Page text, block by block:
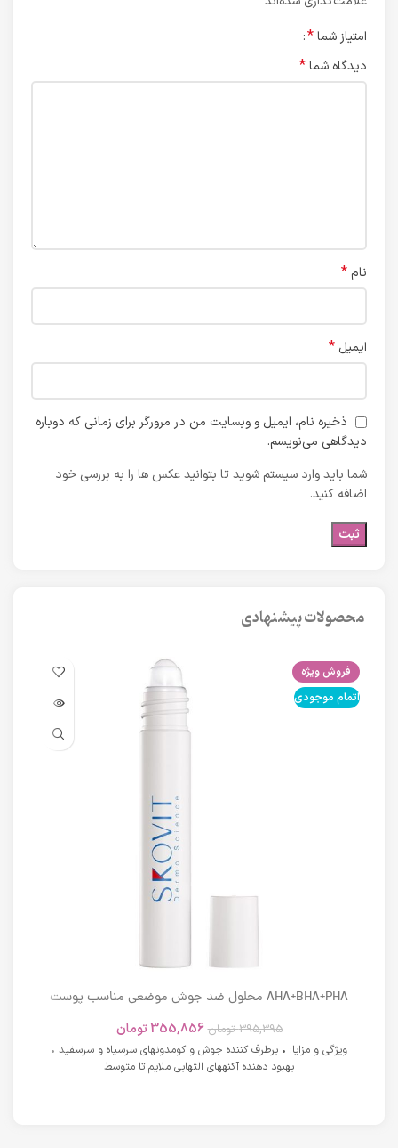
امتیاز شما*
دیدگاه شما*
نام *
ایمیل *
ذخیره نام، ایمیل و وبسایت من در مرورگر برای زمانی که دوباره
دیدگاهی می‌نویسم.
شما باید وارد سیستم شوید تا بتوانید عکس ها را به بررسی خود
اضافه کنید.
محصولات پیشنهادی
فروش ویژه
اتمام موجودی
AHA+BHA+PHA محلول ضد جوش موضعی مناسب پوست
395,395 تومان 355,856 تومان
ویژگی و مزایا: • برطرف کننده جوش و کومدونهای سرسیاه و سرسفید •
بهبود دهنده آکنههای التهابی ملایم تا متوسط